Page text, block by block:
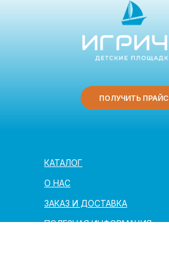
ПОЛЕЗНАЯ ИНФОРМАЦИЯ
ЗАКАЗ И ДОСТАВКА
О НАС
КАТАЛОГ
ПОЛУЧИТЬ ПРАЙС